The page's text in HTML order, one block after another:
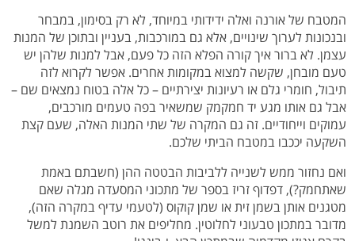
המטבח של אורנה ואלה ידידותי במיוחד, לא רק בסימון, במבחר
ובנכונות לערוך שינויים, אלא גם במורכבות, בעניין ובתוכן של המנות
עצמן. לא ברור איך קורה הפלא הזה כל פעם, אבל למנות שלהן יש
טעם מובחן, שקשה למצוא במקומות אחרים. אפשר לקרוא לזה
תיבול, חומרי גלם או רעיונות יצירתיים – כל אלה בטוח נמצאים שם –
אבל גם אותו מגע יד חמקמק שמשאיר בפה טעמים מורכבים,
עמוקים וייחודיים. זה גם המקרה של שתי המנות האלה, שעם קצת
השקעה יככבו במטבח הביתי שלכם.
ואם נחזור ממש לשנייה ללביבות הבטטה ההן (חשבתם באמת
שאתחמק?), דפדוף זריז בספר של מתכוני המסעדה מגלה שאם
מטגנים אותן בשמן זית או שמן קוקוס (לטעמי עדיף במקרה הזה),
מדובר במתכון טבעוני לחלוטין. מחליפים את רוטב השמנת למשל